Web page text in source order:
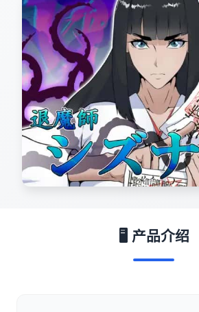
🖥️ 产品介绍